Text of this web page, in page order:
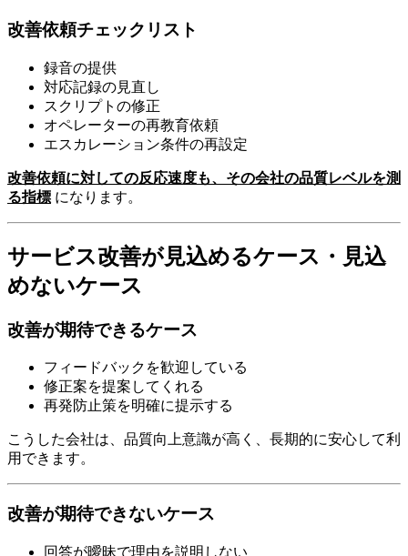
改善依頼チェックリスト
録音の提供
対応記録の見直し
スクリプトの修正
オペレーターの再教育依頼
エスカレーション条件の再設定
改善依頼に対しての反応速度も、その会社の品質レベルを測
る指標 になります。
サービス改善が見込めるケース・見込
めないケース
改善が期待できるケース
フィードバックを歓迎している
修正案を提案してくれる
再発防止策を明確に提示する
こうした会社は、品質向上意識が高く、長期的に安心して利
用できます。
改善が期待できないケース
回答が曖昧で理由を説明しない